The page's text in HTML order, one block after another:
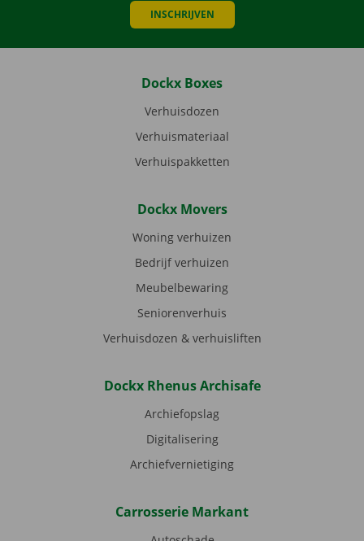
INSCHRIJVEN
Dockx Boxes
Verhuisdozen
Verhuismateriaal
Verhuispakketten
Dockx Movers
Woning verhuizen
Bedrijf verhuizen
Meubelbewaring
Seniorenverhuis
Verhuisdozen & verhuisliften
Dockx Rhenus Archisafe
Archiefopslag
Digitalisering
Archiefvernietiging
Carrosserie Markant